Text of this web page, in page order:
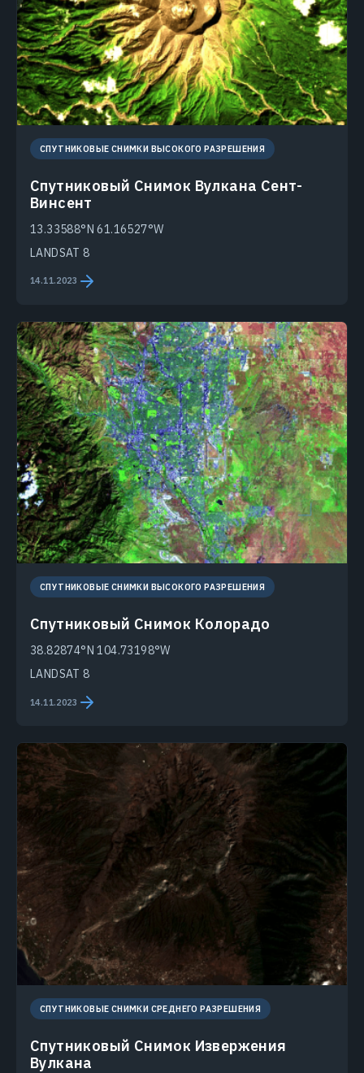
СПУТНИКОВЫЕ СНИМКИ ВЫСОКОГО РАЗРЕШЕНИЯ
Спутниковый Снимок Вулкана Сент-
Винсент
13.33588°N 61.16527°W
LANDSAT 8
14.11.2023
СПУТНИКОВЫЕ СНИМКИ ВЫСОКОГО РАЗРЕШЕНИЯ
Спутниковый Снимок Колорадо
38.82874°N 104.73198°W
LANDSAT 8
14.11.2023
СПУТНИКОВЫЕ СНИМКИ СРЕДНЕГО РАЗРЕШЕНИЯ
Спутниковый Снимок Извержения
Вулкана